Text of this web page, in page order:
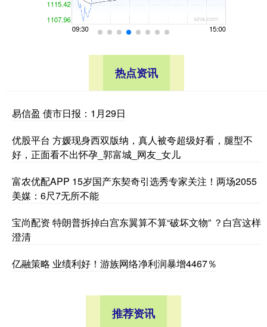
热点资讯
易信盈 债市日报：1月29日
优股平台 方媛现身西双版纳，真人被夸超级好看，腿型不
好，正面看不出怀孕_郭富城_网友_女儿
富农优配APP 15岁国产东契奇引选秀专家关注！两场2055
美媒：6尺7无所不能
宝尚配资 特朗普拆掉白宫东翼算不算“破坏文物” ？白宫这样
澄清
亿融策略 业绩利好！游族网络净利润暴增4467％
推荐资讯